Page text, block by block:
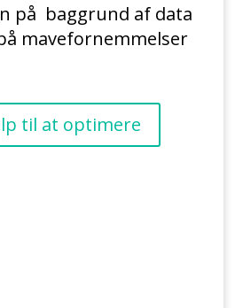
på baggrund af data
mavefornemmelser
til at optimere